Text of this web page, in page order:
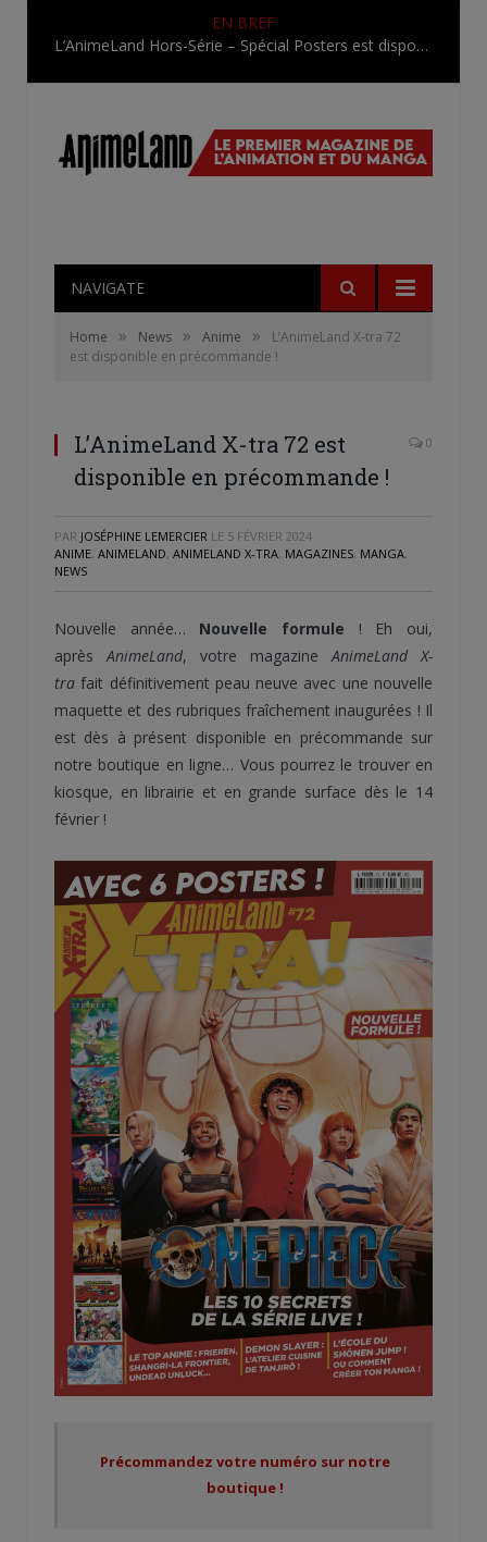
EN BREF
L’AnimeLand Hors-Série – Spécial Posters est disponible !
NAVIGATE
Home » News » Anime »
L’AnimeLand X-tra 72
est disponible en précommande !
L’AnimeLand X-tra 72 est
disponible en précommande !
0
PAR JOSÉPHINE LEMERCIER LE 5 FÉVRIER 2024
ANIME, ANIMELAND, ANIMELAND X-TRA, MAGAZINES, MANGA,
NEWS
Nouvelle année… Nouvelle formule ! Eh oui,
aprèsAnimeLand, votre magazineAnimeLand X-
tra fait définitivement peau neuve avec une nouvelle
maquette et des rubriques fraîchement inaugurées ! Il
est dès à présent disponible en précommande sur
notre boutique en ligne… Vous pourrez le trouver en
kiosque, en librairie et en grande surface dès le 14
février !
Précommandez votre numéro sur notre
boutique !